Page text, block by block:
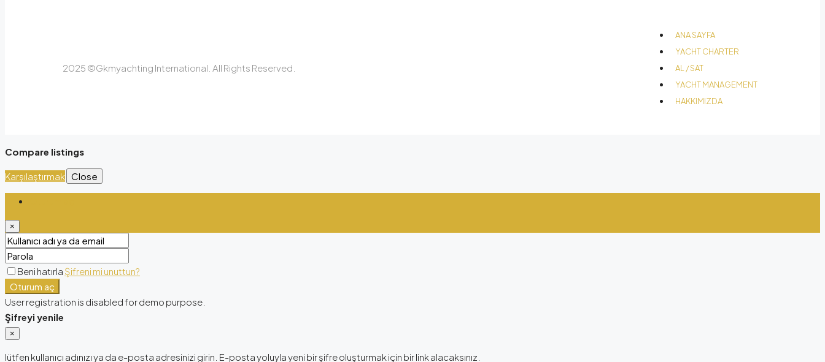
2025 ©Gkmyachting International. All Rights Reserved.
ANA SAYFA
YACHT CHARTER
AL / SAT
YACHT MANAGEMENT
HAKKIMIZDA
Compare listings
Karşılaştırmak Close
×
Beni hatırla Şifreni mi unuttun?
Oturum aç
User registration is disabled for demo purpose.
Şifreyi yenile
×
lütfen kullanıcı adınızı ya da e-posta adresinizi girin. E-posta yoluyla yeni bir şifre oluşturmak için bir link alacaksınız.